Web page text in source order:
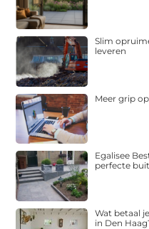
Slim
leveren
Meer grip
Egalisee
perfecte
Wat betaal
in Den